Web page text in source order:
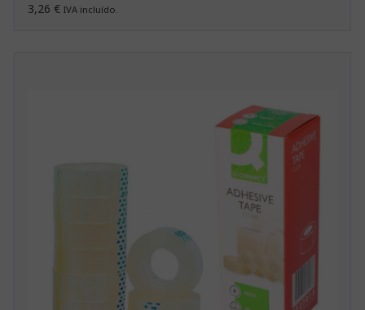
3,26 € IVA incluído.